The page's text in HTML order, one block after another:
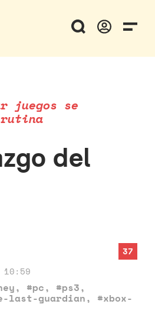
juegos se
del
10:59
, #pc, #ps3,
last-guardian, #xbox-
37